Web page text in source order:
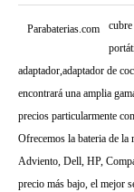
Parabaterias.com
adaptador,adaptador de
encontrará una amplia
precios particularmente
Ofrecemos la bateria de
Adviento, Dell, HP,
precio más bajo, el mejor